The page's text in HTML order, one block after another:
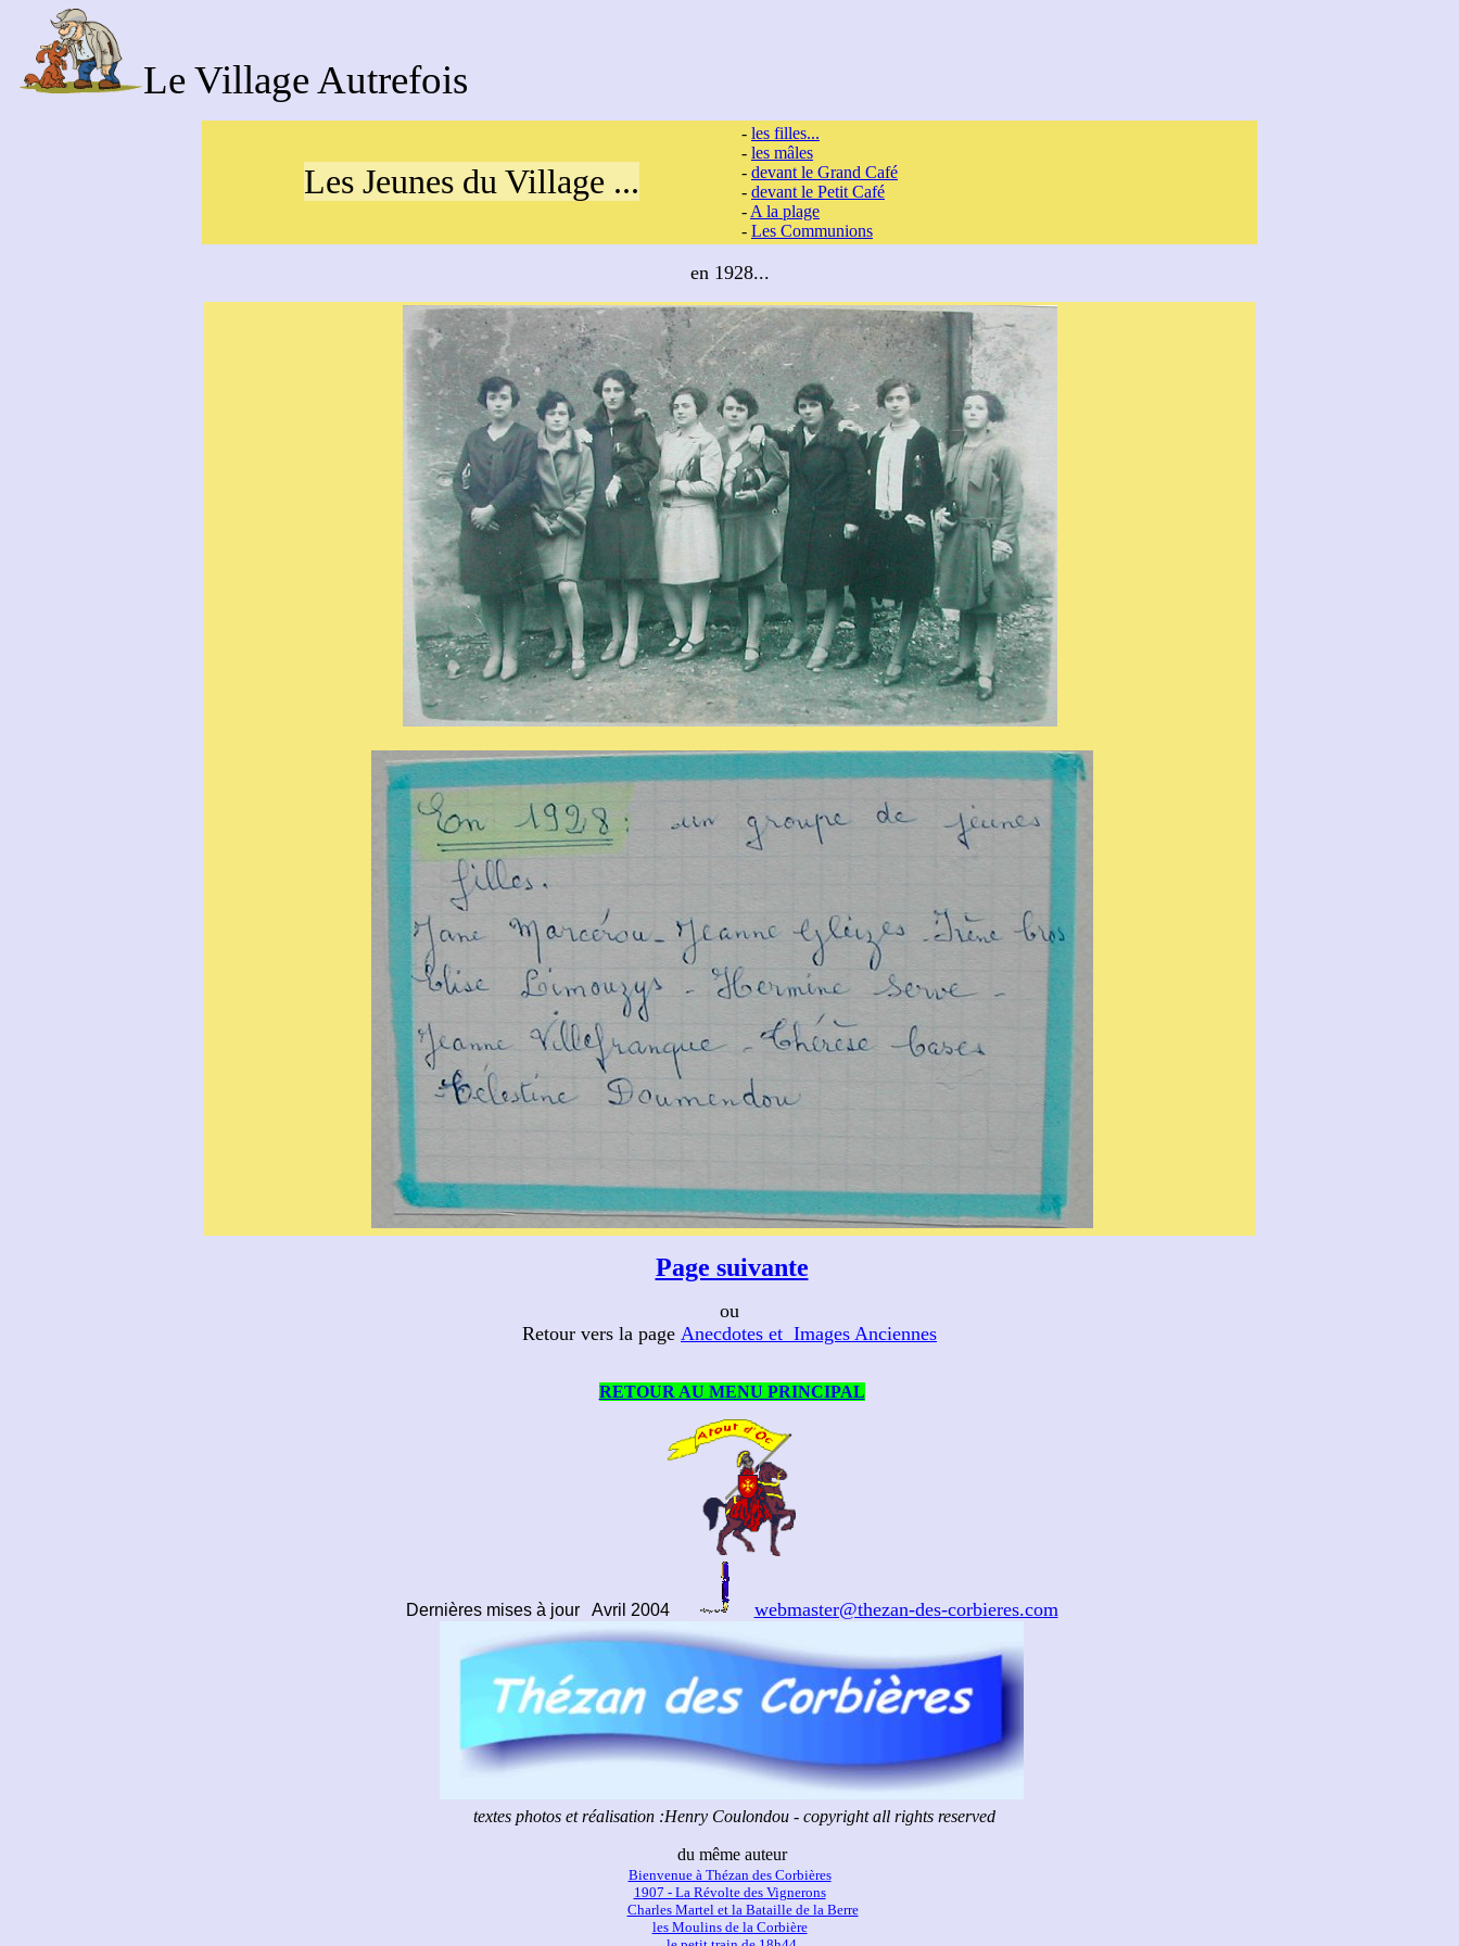
Le Village Autrefois
Les Jeunes du Village ...
- les filles...
- les mâles
- devant le Grand Café
- devant le Petit Café
- A la plage
- Les Communions
en 1928...
Page suivante
ou
Retour vers la page Anecdotes et Images Anciennes
RETOUR AU MENU PRINCIPAL
Dernières mises à jour Avril 2004 webmaster@thezan-des-corbieres.com
textes photos et réalisation :Henry Coulondou - copyright all rights reserved
du même auteur
Bienvenue à Thézan des Corbières
1907 - La Révolte des Vignerons
Charles Martel et la Bataille de la Berre
les Moulins de la Corbière